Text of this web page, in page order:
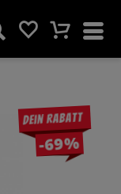
Dein Rabatt
-69%